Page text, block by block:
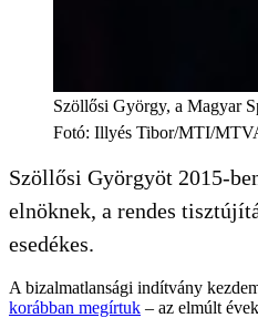
Szöllősi György, a Magyar
Fotó: Illyés Tibor/MTI/
Szöllősi Györgyöt 2015-
elnöknek, a rendes
esedékes.
A bizalmatlansági indítvány
korábban megírtuk – az elmúlt